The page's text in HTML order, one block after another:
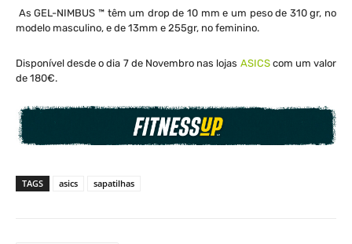
As GEL-NIMBUS ™ têm um drop de 10 mm e um peso de 310 gr, no
modelo masculino, e de 13mm e 255gr, no feminino.
Disponível desde o dia 7 de Novembro nas lojas ASICScom um valor
de 180€.
TAGS asics sapatilhas